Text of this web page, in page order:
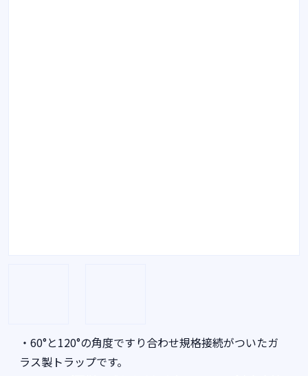
・60°と120°の角度ですり合わせ規格接続がついたガ
ラス製トラップです。